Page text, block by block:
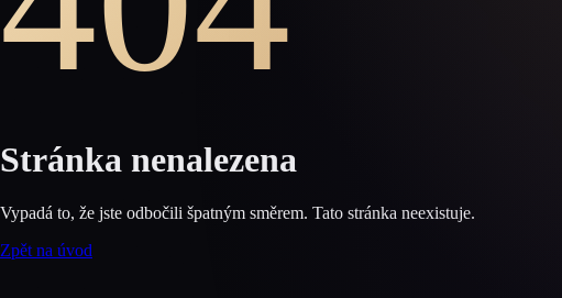
Stránka nenalezena
Vypadá to, že jste odbočili špatným směrem. Tato stránka neexistuje.
Zpět na úvod